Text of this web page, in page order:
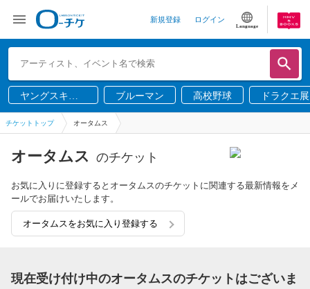
新規登録 ログイン
Language
ヤングスキニ
ー
ブルーマン 高校野球 ドラクエ展
チケットトップ オータムス
オータムス のチケット
お気に入りに登録するとオータムスのチケットに関連する最新情報をメ
ールでお届けいたします。
オータムスをお気に入り登録する
現在受け付け中のオータムスのチケットはございま